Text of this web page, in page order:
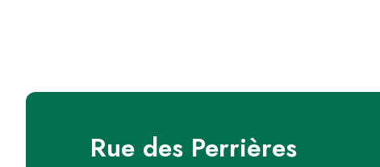
Rue des Perrières